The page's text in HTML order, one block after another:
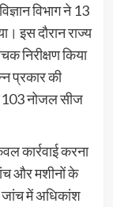
विभाग ने 13
इस दौरान राज्य
निरीक्षण किया
प्रकार की
103 नोजल सीज
कार्रवाई करना
और मशीनों के
में अधिकांश